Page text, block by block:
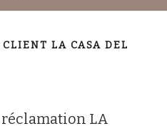
CLIENT LA CASA DEL
LA